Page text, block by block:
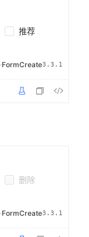
·FormCreate3.3.1
推荐
·FormCreate3.3.1
删除